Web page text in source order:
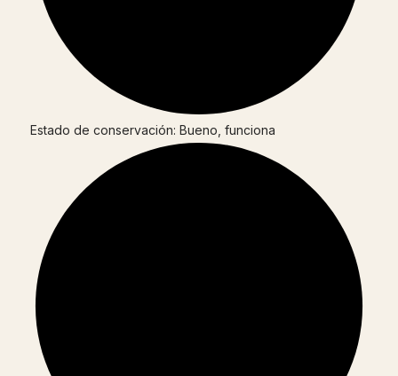
Estado de conservación: Bueno, funciona